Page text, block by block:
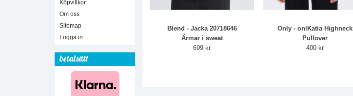
Köpvillkor
Om oss
Sitemap
Logga in
betalsätt
Blend - Jacka 20718646
Ärmar i sweat
699 kr
Only - onlKatia Highneck
Pullover
400 kr